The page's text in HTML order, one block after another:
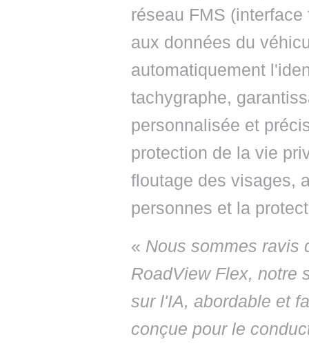
réseau FMS
aux données du
automatiquement
tachygraphe,
personnalisée et
protection de la vie
floutage des visages,
personnes et la
« Nous sommes ravis
RoadView Flex, notre
sur l'IA, abordable et
conçue pour le